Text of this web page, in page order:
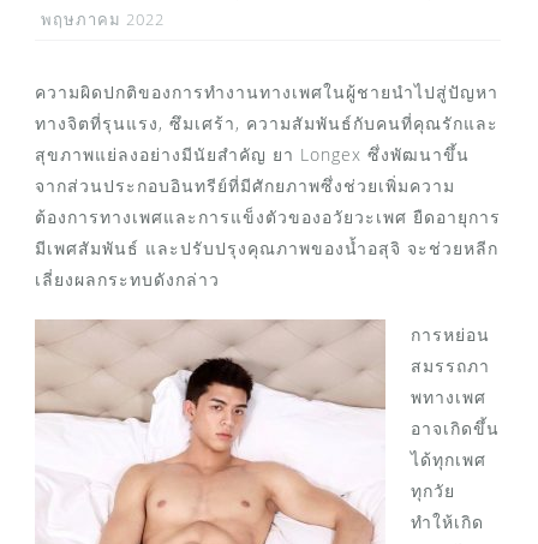
พฤษภาคม 2022
ความผิดปกติของการทำงานทางเพศในผู้ชายนำไปสู่ปัญหา
ทางจิตที่รุนแรง, ซึมเศร้า, ความสัมพันธ์กับคนที่คุณรักและ
สุขภาพแย่ลงอย่างมีนัยสำคัญ ยา Longex ซึ่งพัฒนาขึ้น
จากส่วนประกอบอินทรีย์ที่มีศักยภาพซึ่งช่วยเพิ่มความ
ต้องการทางเพศและการแข็งตัวของอวัยวะเพศ ยืดอายุการ
มีเพศสัมพันธ์ และปรับปรุงคุณภาพของน้ำอสุจิ จะช่วยหลีก
เลี่ยงผลกระทบดังกล่าว
การหย่อน
สมรรถภา
พทางเพศ
อาจเกิดขึ้น
ได้ทุกเพศ
ทุกวัย
ทำให้เกิด